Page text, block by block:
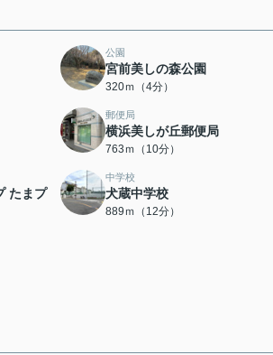
公園
宮前美しの森公園
320ｍ（4分）
郵便局
横浜美しが丘郵便局
763ｍ（10分）
たまプ
中学校
犬蔵中学校
889ｍ（12分）